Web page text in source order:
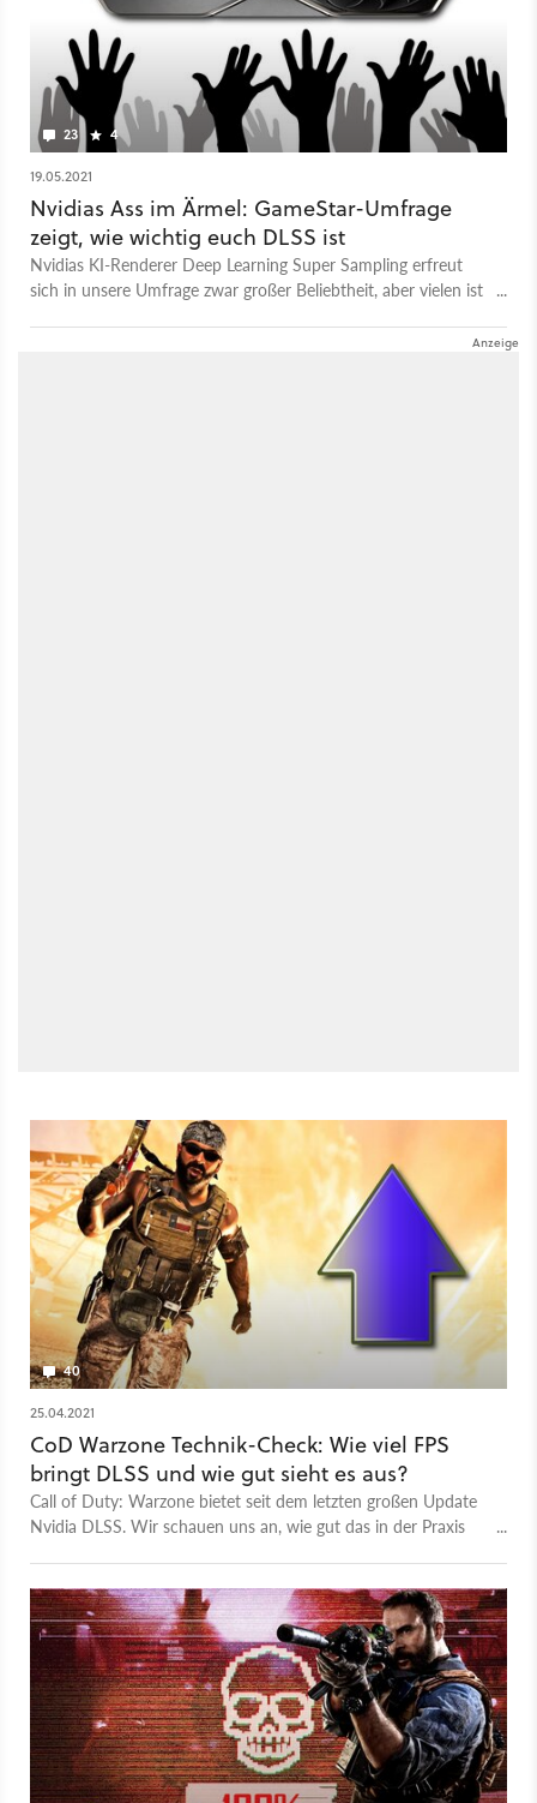
23 4
19.05.2021
Nvidias Ass im Ärmel: GameStar-Umfrage
zeigt, wie wichtig euch DLSS ist
Nvidias KI-Renderer Deep Learning Super Sampling erfreut
sich in unsere Umfrage zwar großer Beliebtheit, aber vielen ist
40
25.04.2021
CoD Warzone Technik-Check: Wie viel FPS
bringt DLSS und wie gut sieht es aus?
Call of Duty: Warzone bietet seit dem letzten großen Update
Nvidia DLSS. Wir schauen uns an, wie gut das in der Praxis